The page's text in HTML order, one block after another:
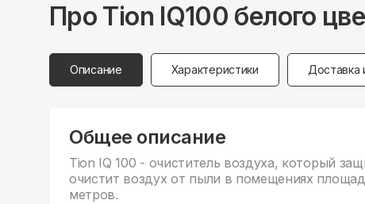
Про Tion IQ100 белого
Описание Характеристики Доставка
Общее описание
Tion IQ 100 - очиститель воздуха, который
очистит воздух от пыли в помещениях
метров.